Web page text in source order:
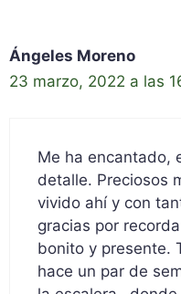
Ángeles Moreno
23 marzo, 2022 a las
Me ha encantado,
detalle. Preciosos
vivido ahí y con
gracias por
bonito y presente.
hace un par de